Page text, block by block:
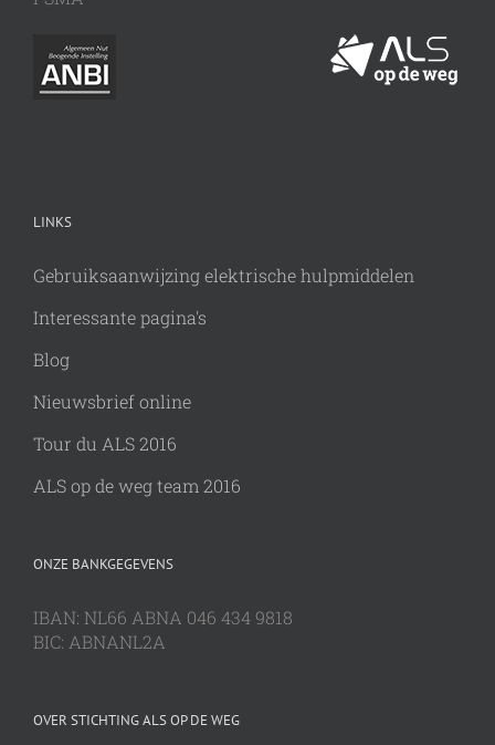
LINKS
Gebruiksaanwijzing elektrische hulpmiddelen
Interessante pagina's
Blog
Nieuwsbrief online
Tour du ALS 2016
ALS op de weg team 2016
ONZE BANKGEGEVENS
IBAN: NL66 ABNA 046 434 9818
BIC: ABNANL2A
OVER STICHTING ALS OP DE WEG